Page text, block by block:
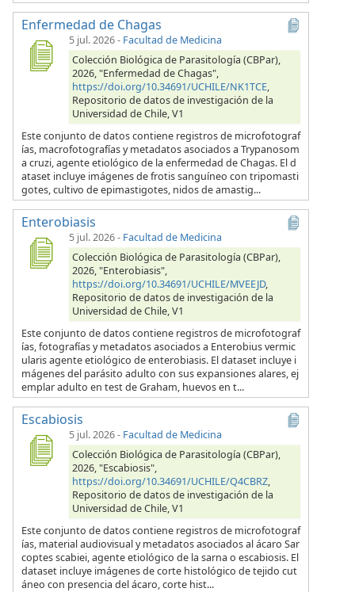
Enfermedad de Chagas
5 jul. 2026- Facultad de Medicina
Colección Biológica de Parasitología (CBPar),
2026, "Enfermedad de Chagas",
https://doi.org/10.34691/UCHILE/NK1TCE,
Repositorio de datos de investigación de la
Universidad de Chile, V1
Este conjunto de datos contiene registros de microfotograf
ías, macrofotografías y metadatos asociados a Trypanosom
a cruzi, agente etiológico de la enfermedad de Chagas. El d
ataset incluye imágenes de frotis sanguíneo con tripomasti
gotes, cultivo de epimastigotes, nidos de amastig...
Enterobiasis
5 jul. 2026- Facultad de Medicina
Colección Biológica de Parasitología (CBPar),
2026, "Enterobiasis",
https://doi.org/10.34691/UCHILE/MVEEJD,
Repositorio de datos de investigación de la
Universidad de Chile, V1
Este conjunto de datos contiene registros de microfotograf
ías, fotografías y metadatos asociados a Enterobius vermic
ularis agente etiológico de enterobiasis. El dataset incluye i
mágenes del parásito adulto con sus expansiones alares, ej
emplar adulto en test de Graham, huevos en t...
Escabiosis
5 jul. 2026- Facultad de Medicina
Colección Biológica de Parasitología (CBPar),
2026, "Escabiosis",
https://doi.org/10.34691/UCHILE/Q4CBRZ,
Repositorio de datos de investigación de la
Universidad de Chile, V1
Este conjunto de datos contiene registros de microfotograf
ías, material audiovisual y metadatos asociados al ácaro Sar
coptes scabiei, agente etiológico de la sarna o escabiosis. El
dataset incluye imágenes de corte histológico de tejido cut
áneo con presencia del ácaro, corte hist...